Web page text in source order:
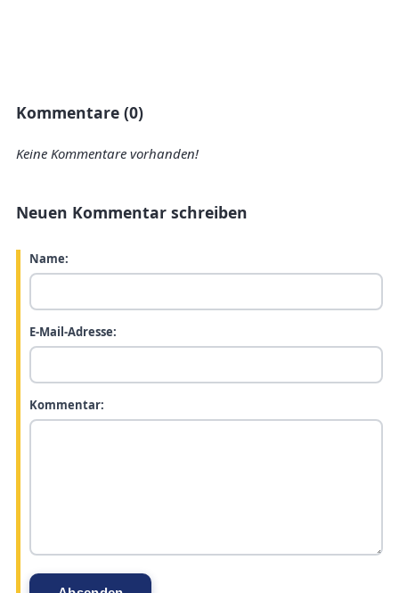
Kommentare (0)
Keine Kommentare vorhanden!
Neuen Kommentar schreiben
Name:
E-Mail-Adresse:
Kommentar: